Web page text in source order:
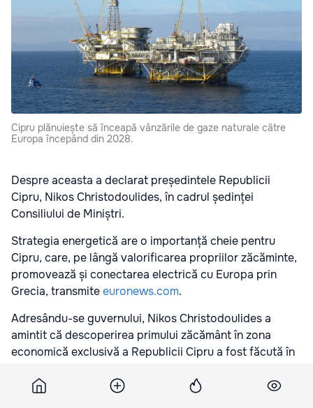
Cipru plănuiește să înceapă vânzările de gaze naturale către
Europa începând din 2028.
Despre aceasta a declarat președintele Republicii
Cipru, Nikos Christodoulides, în cadrul ședinței
Consiliului de Miniștri.
Strategia energetică are o importanță cheie pentru
Cipru, care, pe lângă valorificarea propriilor zăcăminte,
promovează și conectarea electrică cu Europa prin
Grecia, transmiteeuronews.com.
Adresându-se guvernului, Nikos Christodoulides a
amintit că descoperirea primului zăcământ în zona
economică exclusivă a Republicii Cipru a fost făcută în
„După 15 ani, astăzi, considerăm că luăm cea mai